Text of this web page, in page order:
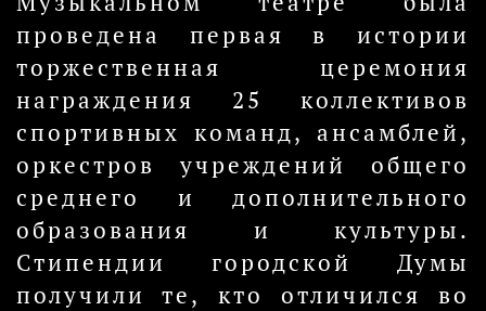
проведена первая в истории
торжественная церемония
награждения 25 коллективов
спортивных команд, ансамблей,
оркестров учреждений общего
среднего и дополнительного
образования и культуры.
Стипендии городской Думы
получили те, кто отличился во